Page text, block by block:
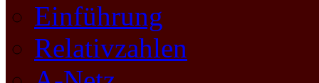
Einführung
Relativzahlen